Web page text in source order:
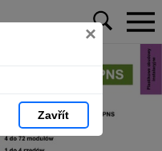
×
Zavřít